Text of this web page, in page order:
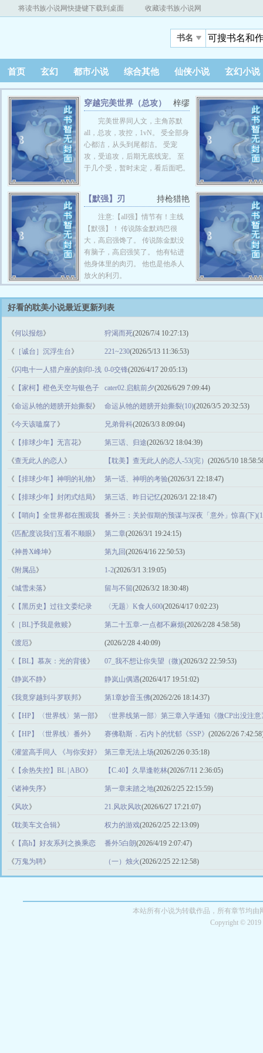
将读书族小说网快捷键下载到桌面 收藏读书族小说网
书名
首页 玄幻 都市小说 综合其他 仙侠小说 玄幻小说
梓缪
穿越完美世界（总攻）
完美世界同人文，主角苏默
all，总攻，攻控，1vN。 受全部身
心都洁，从头到尾都洁。 受宠
攻，受追攻，后期无底线宠。 至
于几个受，暂时未定，看后面吧。
持枪猎艳
【默强】刃
注意:【all强】情节有！主线
【默强】！ 传说陈金默鸡巴很
大，高启强馋了。 传说陈金默没
有脑子，高启强笑了。 他有钻进
他身体里的肉刃。 他也是他杀人
放火的利刃。
好看的耽美小说最近更新列表
《何以报怨》 狩渴而死(2026/7/4 10:27:13)
《 ［诚台］沉浮生台》 221~230(2026/5/13 11:36:53)
《闪电十一人猎户座的刻印-浅
空之下》
0-0交锋(2026/4/17 20:05:13)
《 【家柯】橙色天空与银色子
弹 》
cater02.启航前夕(2026/6/29 7:09:44)
《命运从牠的翅膀开始撕裂》 命运从牠的翅膀开始撕裂(10)(2026/3/5 20:32:53)
《今天该嗑腐了 》 兄弟骨科(2026/3/3 8:09:04)
《 【排球少年】无言花》 第三话、归途(2026/3/2 18:04:39)
《查无此人的恋人 》 【耽美】查无此人的恋人-53(完） (2026/5/10
《 【排球少年】神明的礼物》 第一话、神明的考验(2026/3/1 22:18:47)
《 【排球少年】封闭式结局》 第三话、昨日记忆(2026/3/1 22:18:47)
《 【哨向】全世界都在围观我
的死亡综艺》
番外三：关於假期的预谋与深夜「意外」惊喜(下
(2026/4/16 21:23:21)
《 匹配度说我们互看不顺眼》 第二章(2026/3/1 19:24:15)
《神兽X峰坤》 第九回(2026/4/16 22:50:53)
《 附属品》 1-2(2026/3/1 3:19:05)
《城雪未落》 留与不留(2026/3/2 18:30:48)
《 【黑历史】过往文委纪录
（2018~2024）》
〈无题〉K食人600(2026/4/17 0:02:23)
《 ［BL]予我是救赎》 第二十五章-一点都不麻烦(2026/2/28 4:58:58)
《渡厄》 (2026/2/28 4:40:09)
《 【BL】慕灰：光的背後》 07_我不想让你失望（微)(2026/3/2 22:59:53)
《静岚不静》 静岚山偶遇(2026/4/17 19:51:02)
《我竟穿越到斗罗联邦》 第1章妙音玉佛(2026/2/26 18:14:37)
《 【HP】〈世界线〉第一部》
〈世界线第一部〉第三章入学通知《微CP出没注意
(2026/2/26 7:42:58)
《 【HP】〈世界线〉番外》 赛佛勒斯．石内卜的忧郁《SSP》 (2026/2/26
《灌篮高手同人 《与你安好》
流川x自创角色 BG 》
第三章无法上场(2026/2/26 0:35:18)
《 【余热失控】BL | ABO》 【C.40】久旱逢乾林(2026/7/11 2:36:05)
《诸神失序》 第一章未踏之地(2026/2/25 22:15:59)
《风吹》 21.风吹风吹(2026/6/27 17:21:07)
《耽美车文合辑》 权力的游戏(2026/2/25 22:13:09)
《 【高h】好友系列之换乘恋
爱》
番外5白朗(2026/4/19 2:07:47)
《万鬼为聘》 （一）烛火(2026/2/25 22:12:58)
本站所有小说为转载作品，所有章节均
Copyright ©